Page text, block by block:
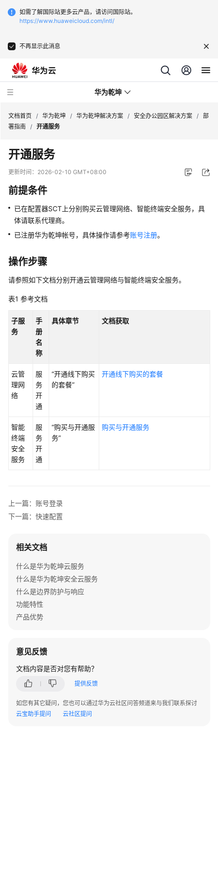
如需了解国际站更多云产品，请访问国际站。
https://www.huaweicloud.com/intl/
不再显示此消息
华为乾坤
安
全
云
务
云
管
理
络
华
乾
解
决
保
解
案
防
勒
索
解
决
安
全
分
支
解
决
文档首页 / 华为乾坤 / 华为乾坤解决方案 / 安全办公园区解决方案 / 部
署指南 / 开通服务
开通服务
更新时间： 2026-02-10 GMT+08:00
前提条件
已在配置器SCT上分别购买云管理网络、 智能终端安全服务，具
体请联系代理商。
已注册华为乾坤帐号，具体操作请参考账号注册。
操作步骤
请参照如下文档分别开通云管理网络与智能终端安全服务。
表1 参考文档
子服
务
手
册
名
称
具体章节 文档获取
云管
理网
络
服
务
开
通
“开通线下购买
的套餐”
开通线下购买的套餐
智能
终端
安全
服务
服
务
开
通
“购买与开通服
务”
购买与开通服务
上一篇：账号登录
下一篇：快速配置
相关文档
什么是华为乾坤云服务
什么是华为乾坤安全云服务
什么是边界防护与响应
功能特性
产品优势
意见反馈
文档内容是否对您有帮助？
提供反馈
如您有其它疑问，您也可以通过华为云社区问答频道来与我们联系探讨
云宝助手提问
云社区提问